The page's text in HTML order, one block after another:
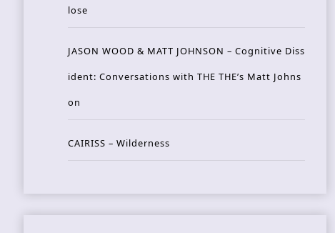
lose
JASON WOOD & MATT JOHNSON – Cognitive Diss
ident: Conversations with THE THE’s Matt Johns
on
CAIRISS – Wilderness